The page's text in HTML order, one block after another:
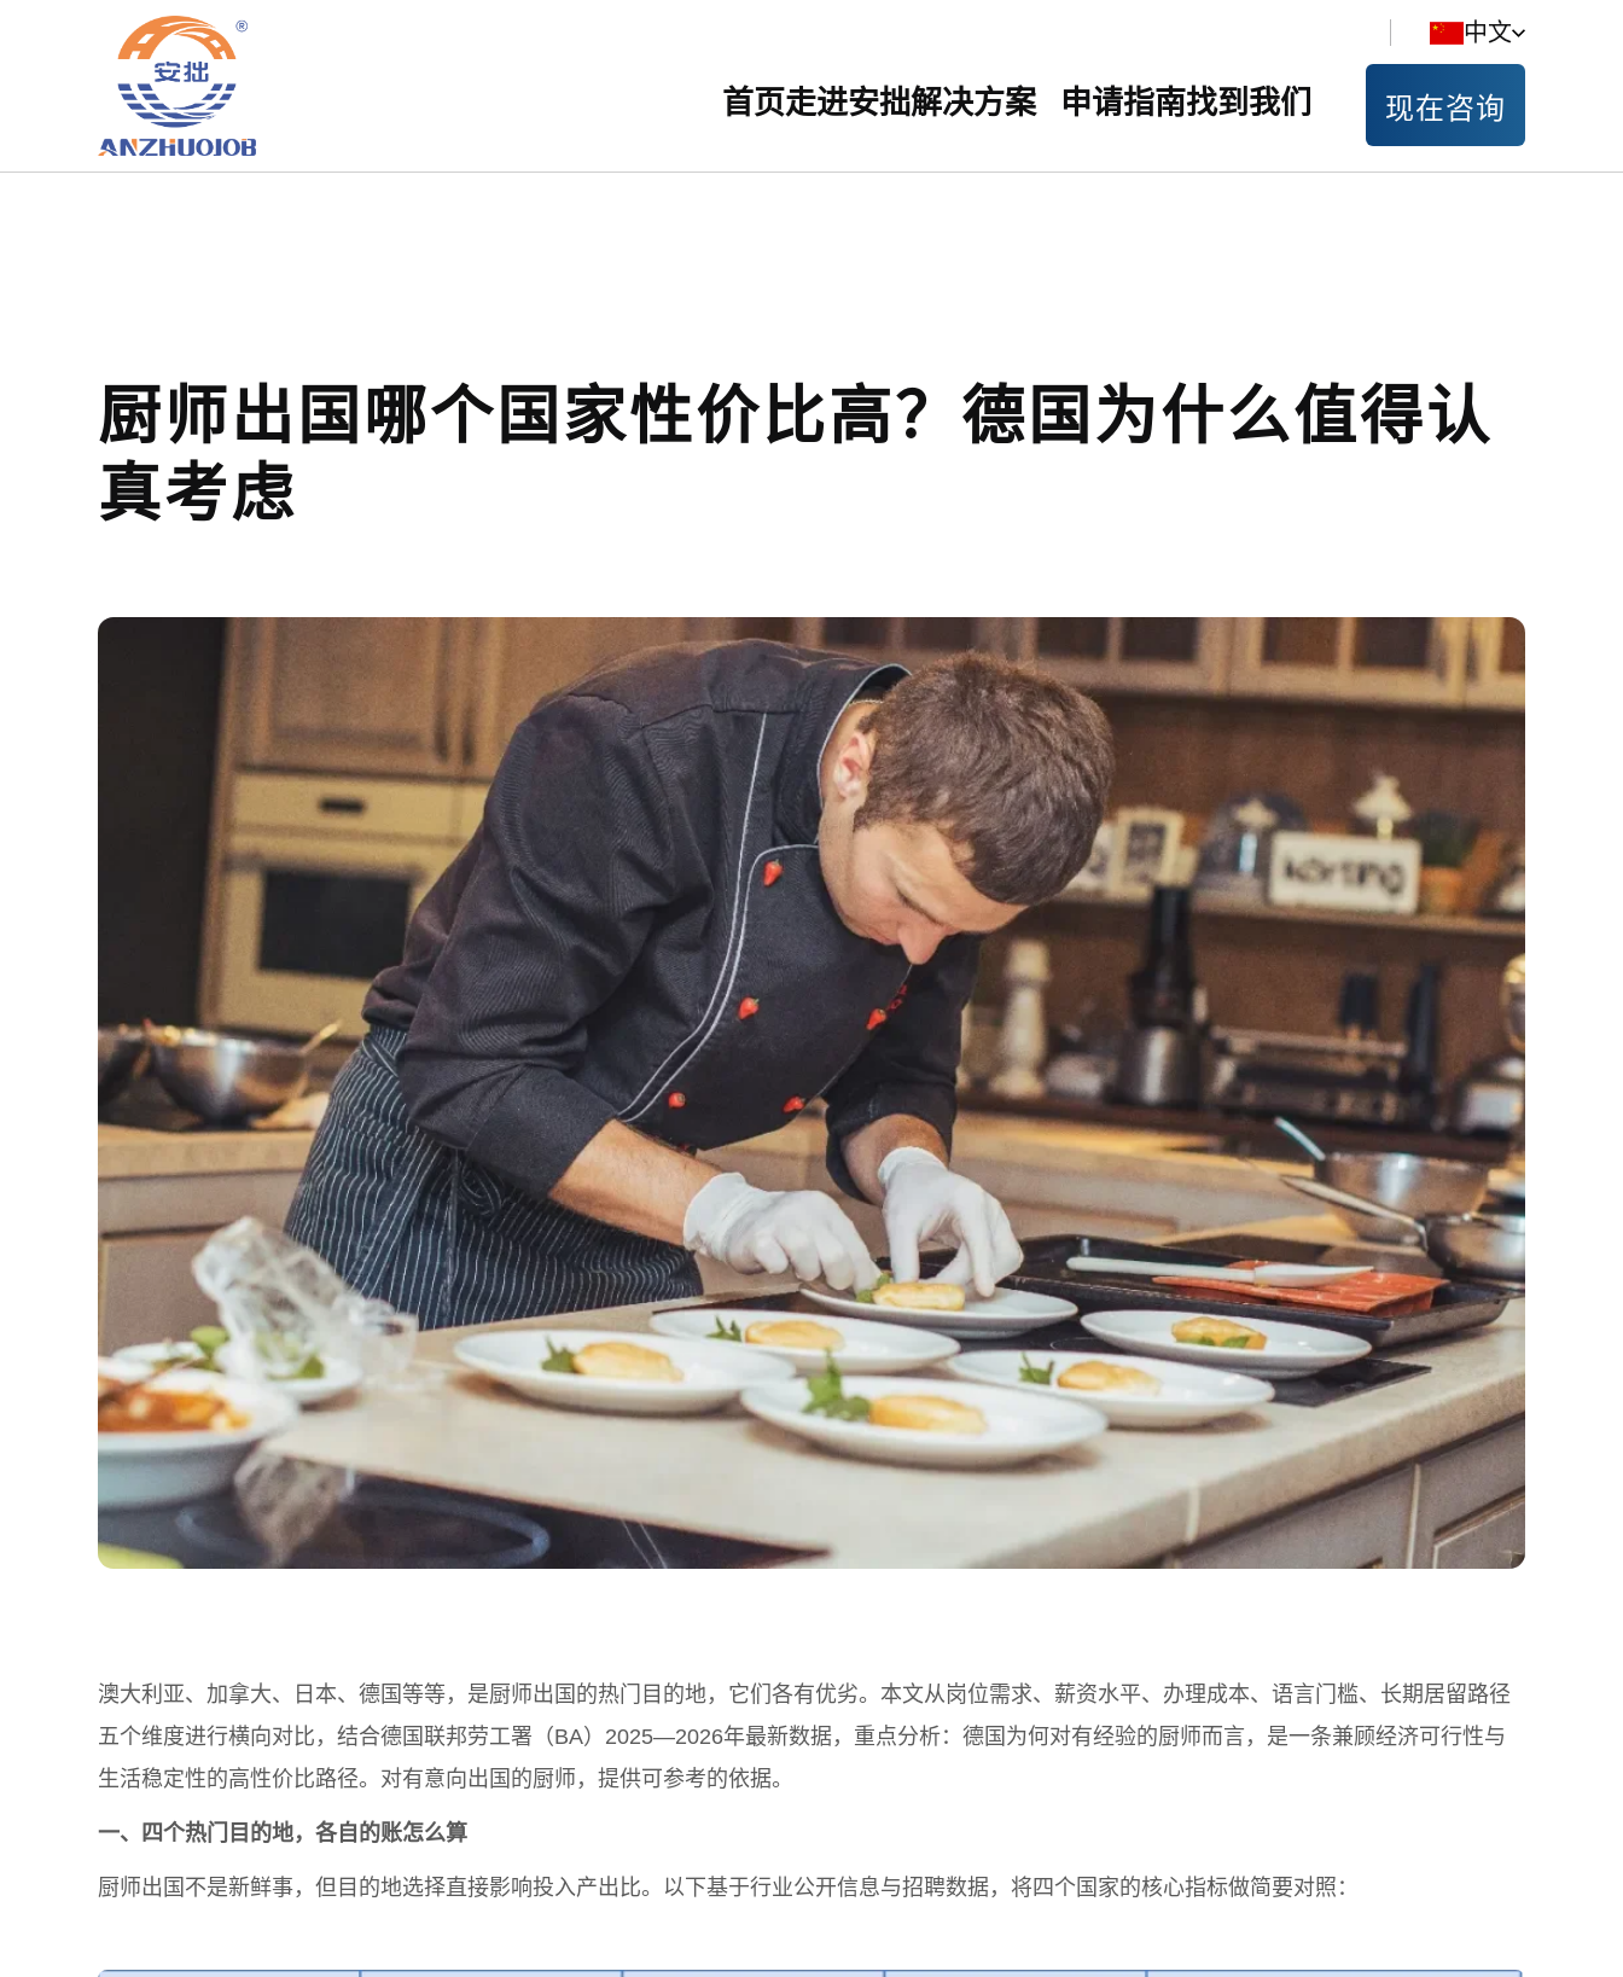
中文
首页走进安拙解决方案 申请指南找到我们 现在咨询
厨师出国哪个国家性价比高？德国为什么值得认
真考虑
澳大利亚、加拿大、日本、德国等等，是厨师出国的热门目的地，它们各有优劣。本文从岗位需求、薪资水平、办理成本、语言门槛、长期居留路径
五个维度进行横向对比，结合德国联邦劳工署（BA）2025—2026年最新数据，重点分析：德国为何对有经验的厨师而言，是一条兼顾经济可行性与
生活稳定性的高性价比路径。对有意向出国的厨师，提供可参考的依据。
一、四个热门目的地，各自的账怎么算
厨师出国不是新鲜事，但目的地选择直接影响投入产出比。以下基于行业公开信息与招聘数据，将四个国家的核心指标做简要对照：